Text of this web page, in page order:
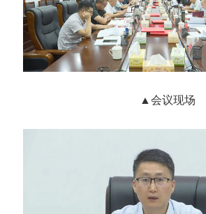
▲会议现场